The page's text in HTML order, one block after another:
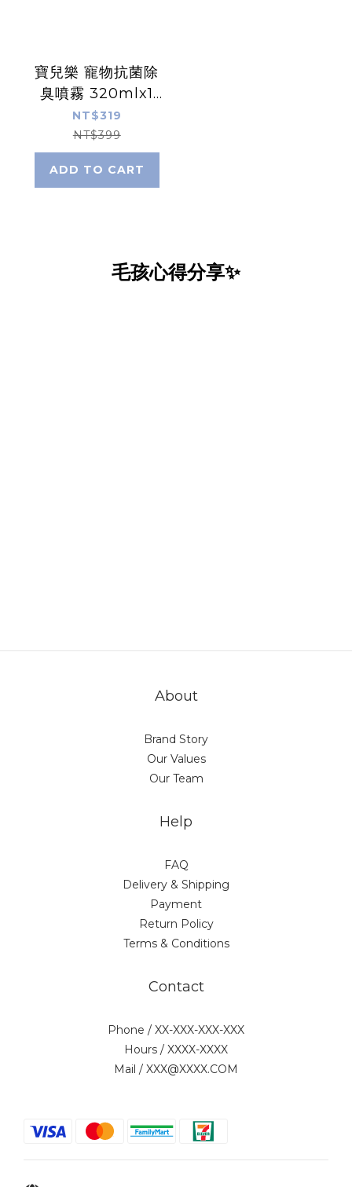
寶兒樂 寵物抗菌除
臭噴霧 320mlx1
瓶-單入
NT$319
NT$399
ADD TO CART
毛孩心得分享✨
About
Brand Story
Our Values
Our Team
Help
FAQ
Delivery & Shipping
Payment
Return Policy
Terms & Conditions
Contact
Phone / XX-XXX-XXX-XXX
Hours / XXXX-XXXX
Mail / XXX@XXXX.COM